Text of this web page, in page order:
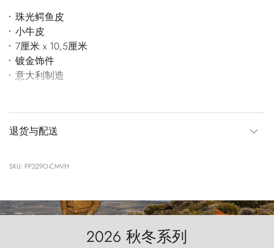
珠光鳄鱼皮
小牛皮
7厘米 x 10,5厘米
镀金饰件
意大利制造
退货与配送
SKU: PP329O-CMVH
2026 秋冬系列